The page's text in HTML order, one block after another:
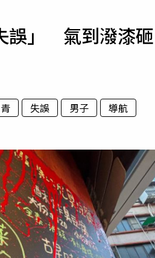
勢誤」 氣到潑漆砸
失誤 男子
導航